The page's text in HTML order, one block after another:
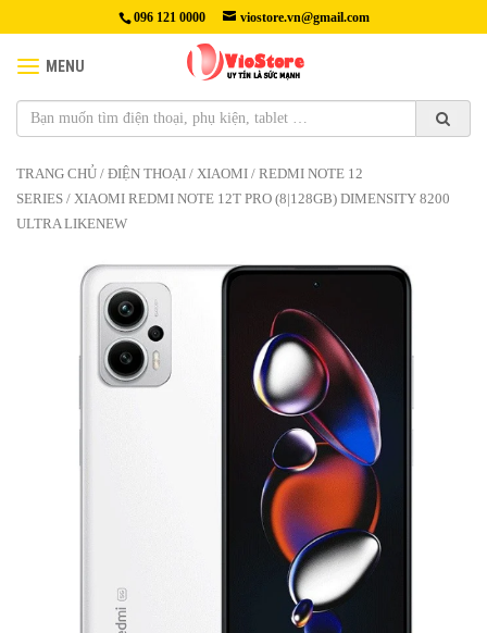
096 121 0000 viostore.vn@gmail.com
MENU
TRANG CHỦ / ĐIỆN THOẠI / XIAOMI / REDMI NOTE 12
SERIES / XIAOMI REDMI NOTE 12T PRO (8|128GB) DIMENSITY 8200
ULTRA LIKENEW